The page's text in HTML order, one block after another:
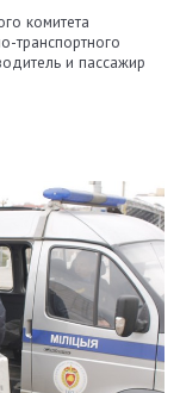
комитета
транспортного
и пассажир